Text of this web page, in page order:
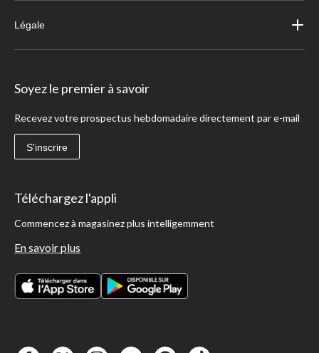
Légale
Soyez le premier à savoir
Recevez votre prospectus hebdomadaire directement par e-mail
S'inscrire
Téléchargez l'appli
Commencez à magasinez plus intelligemment
En savoir plus